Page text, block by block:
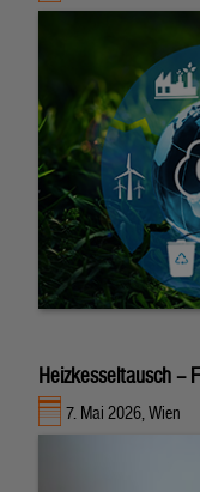
Heizkesseltausch –
7. Mai 2026, Wien